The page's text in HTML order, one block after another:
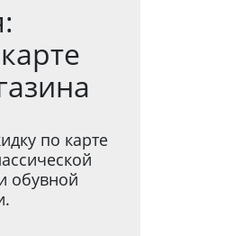
по карте
обувной